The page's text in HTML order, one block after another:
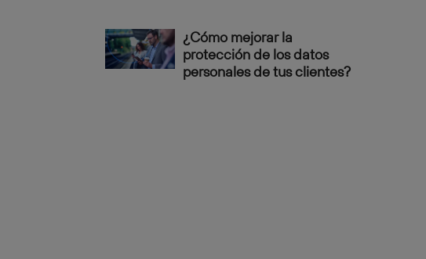
¿Cómo mejorar la
protección de los datos
personales de tus clientes?